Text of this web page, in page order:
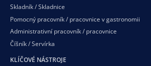
Skladník / Skladnice
Pomocný pracovník / pracovnice v gastronomii
Administrativní pracovník / pracovnice
Číšník / Servírka
KLÍČOVÉ NÁSTROJE